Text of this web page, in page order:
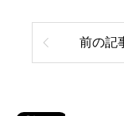
前の記